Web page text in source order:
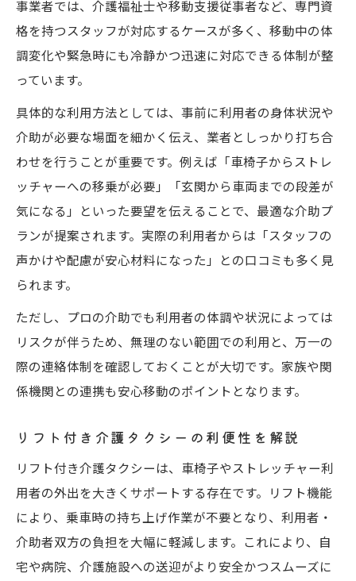
事業者では、介護福祉士や移動支援従事者など、専門資
格を持つスタッフが対応するケースが多く、移動中の体
調変化や緊急時にも冷静かつ迅速に対応できる体制が整
っています。
具体的な利用方法としては、事前に利用者の身体状況や
介助が必要な場面を細かく伝え、業者としっかり打ち合
わせを行うことが重要です。例えば「車椅子からストレ
ッチャーへの移乗が必要」「玄関から車両までの段差が
気になる」といった要望を伝えることで、最適な介助プ
ランが提案されます。実際の利用者からは「スタッフの
声かけや配慮が安心材料になった」との口コミも多く見
られます。
ただし、プロの介助でも利用者の体調や状況によっては
リスクが伴うため、無理のない範囲での利用と、万一の
際の連絡体制を確認しておくことが大切です。家族や関
係機関との連携も安心移動のポイントとなります。
リフト付き介護タクシーの利便性を解説
リフト付き介護タクシーは、車椅子やストレッチャー利
用者の外出を大きくサポートする存在です。リフト機能
により、乗車時の持ち上げ作業が不要となり、利用者・
介助者双方の負担を大幅に軽減します。これにより、自
宅や病院、介護施設への送迎がより安全かつスムーズに